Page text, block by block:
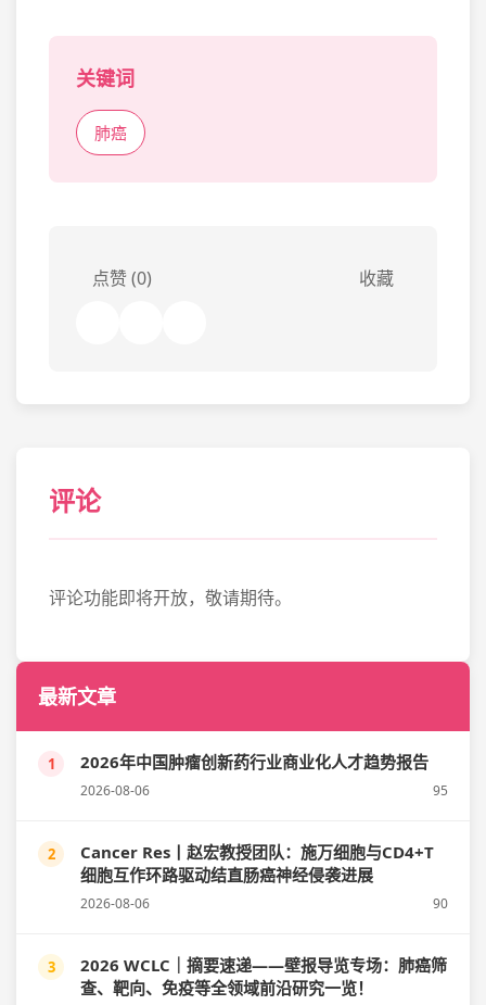
关键词
肺癌
点赞 (0) 收藏
评论
评论功能即将开放，敬请期待。
最新文章
1 2026年中国肿瘤创新药行业商业化人才趋势报告
2026-08-06 95
2
Cancer Res丨赵宏教授团队：施万细胞与CD4+T
细胞互作环路驱动结直肠癌神经侵袭进展
2026-08-06 90
3
2026 WCLC｜摘要速递——壁报导览专场：肺癌筛
查、靶向、免疫等全领域前沿研究一览！